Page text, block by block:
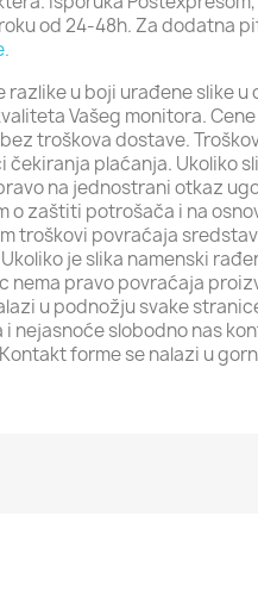
od 24-48h. Za dodatna
razlike u boji urađene slike u
Vašeg monitora.
troškova dostave.
plaćanja. Ukoliko
na jednostrani otkaz
o zaštiti potrošača i na
troškovi povraćaja
je slika namenski
nema pravo povraćaja
u podnožju svake
nejasnoće slobodno nas
forme se nalazi u